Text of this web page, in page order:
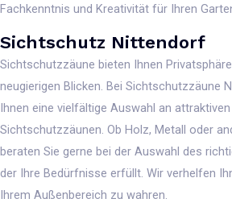
Fachkenntnis und Kreativität für Ihren
Sichtschutz Nittendorf
Sichtschutzzäune bieten Ihnen
neugierigen Blicken. Bei Sichtschutzzäune
Ihnen eine vielfältige Auswahl an
Sichtschutzzäunen. Ob Holz, Metall oder
beraten Sie gerne bei der Auswahl des
der Ihre Bedürfnisse erfüllt. Wir verhelfen
Ihrem Außenbereich zu wahren.